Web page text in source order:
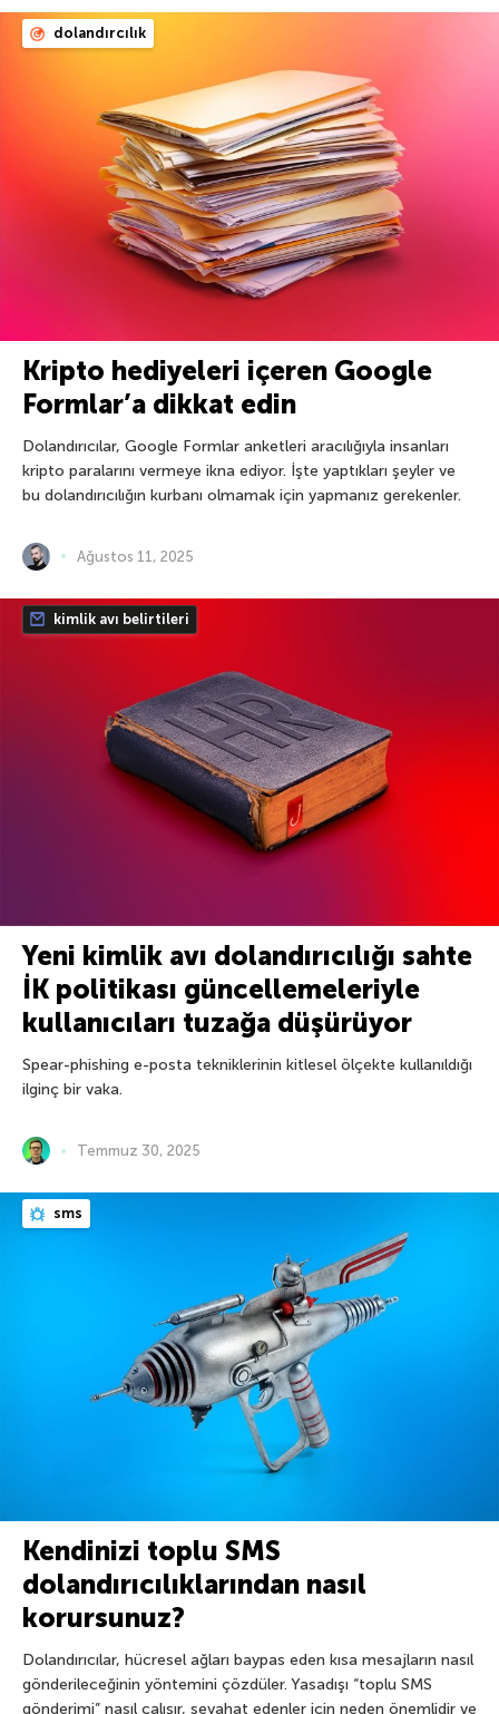
dolandırcılık
Kripto hediyeleri içeren Google
Formlar’a dikkat edin
Dolandırıcılar, Google Formlar anketleri aracılığıyla insanları
kripto paralarını vermeye ikna ediyor. İşte yaptıkları şeyler ve
bu dolandırıcılığın kurbanı olmamak için yapmanız gerekenler.
Ağustos 11, 2025
kimlik avı belirtileri
Yeni kimlik avı dolandırıcılığı sahte
İK politikası güncellemeleriyle
kullanıcıları tuzağa düşürüyor
Spear-phishing e-posta tekniklerinin kitlesel ölçekte kullanıldığı
ilginç bir vaka.
Temmuz 30, 2025
sms
Kendinizi toplu SMS
dolandırıcılıklarından nasıl
korursunuz?
Dolandırıcılar, hücresel ağları baypas eden kısa mesajların nasıl
gönderileceğinin yöntemini çözdüler. Yasadışı “toplu SMS
gönderimi” nasıl çalışır, seyahat edenler için neden önemlidir ve